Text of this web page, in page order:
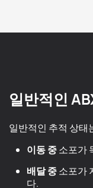
일반적인
일반적인 추적 상태
이동 중소포가
배달 중소포가
다.